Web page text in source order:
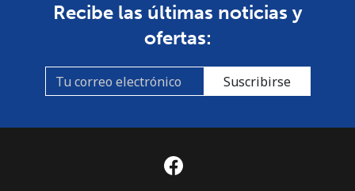
Recibe las últimas noticias y
ofertas:
Suscribirse